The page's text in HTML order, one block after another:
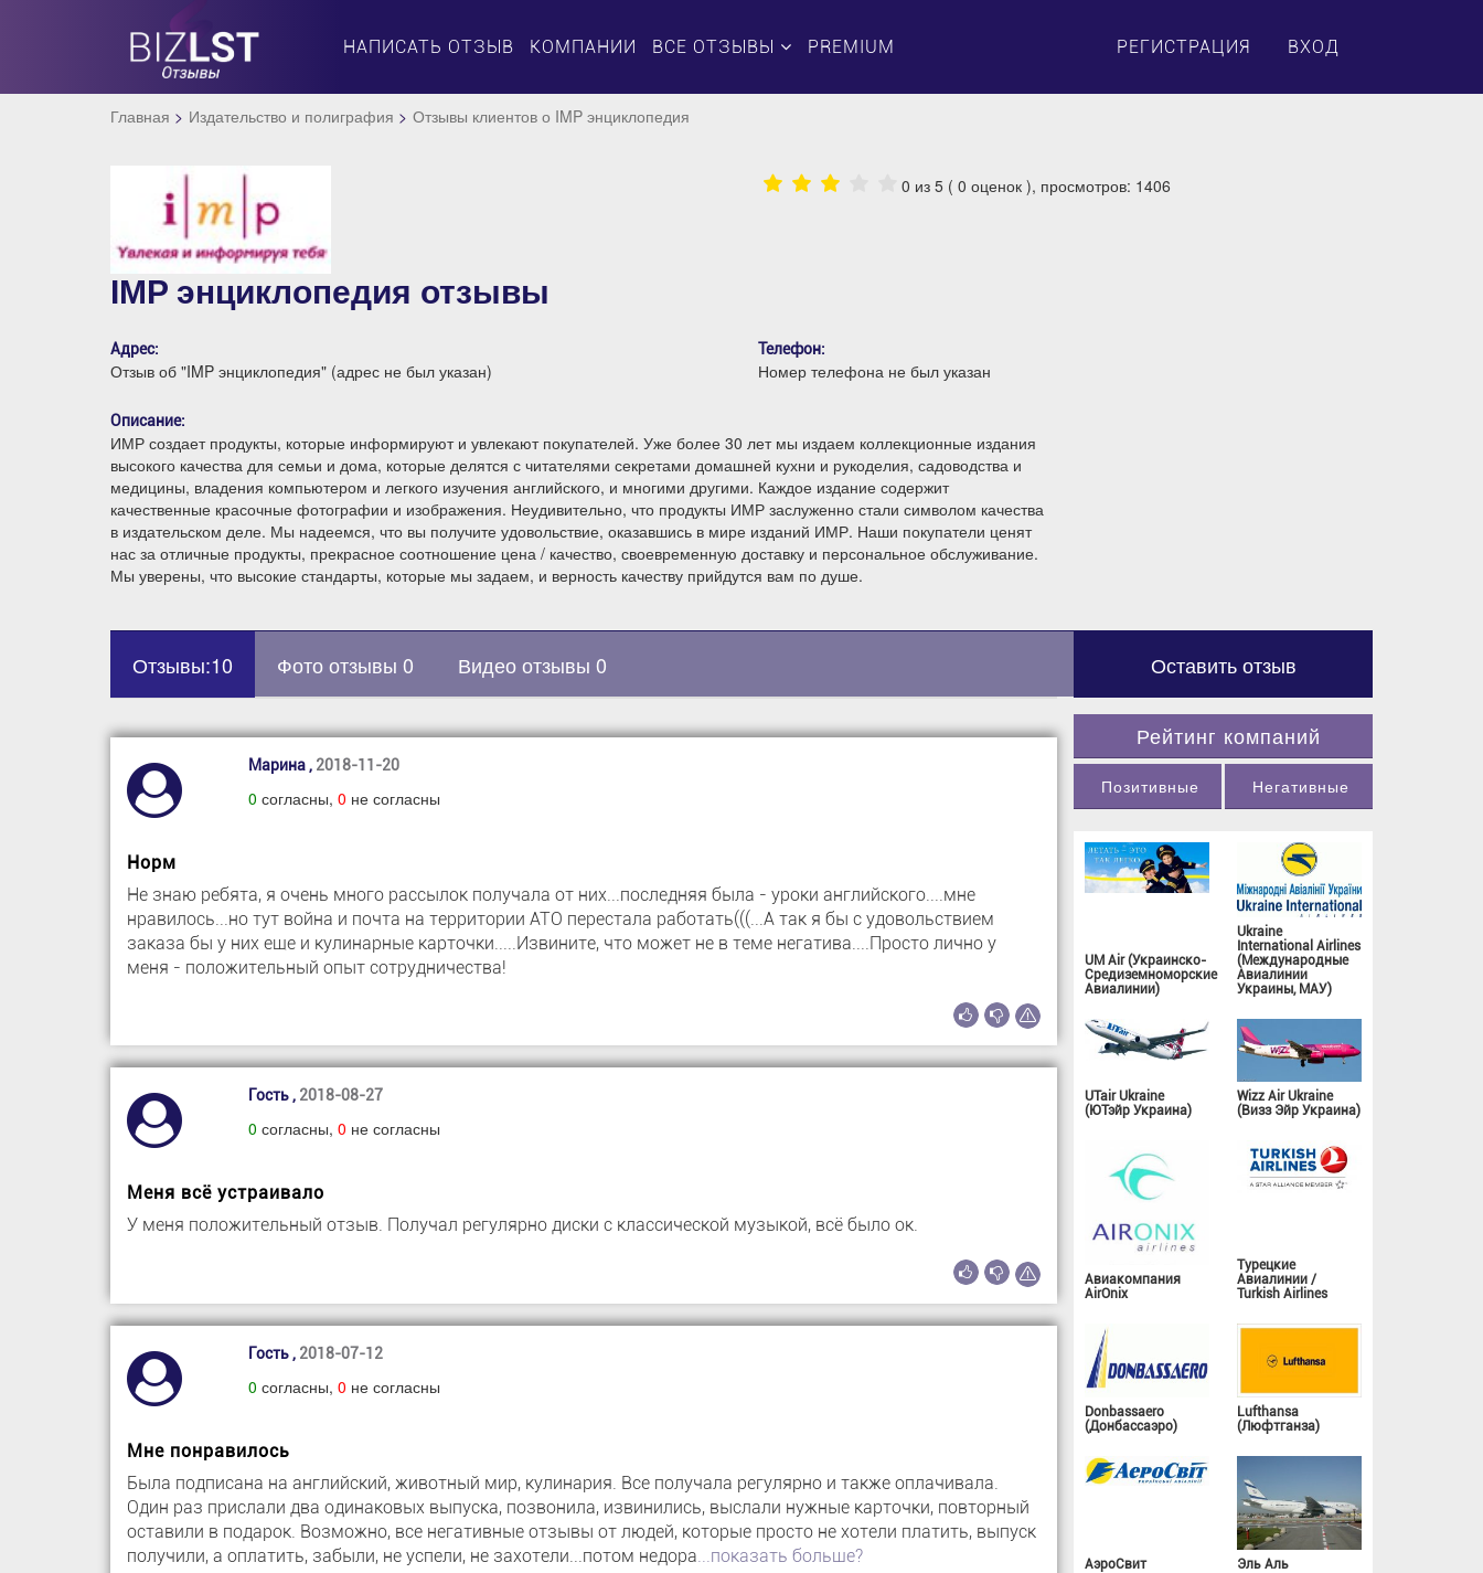
НАПИСАТЬ ОТЗЫВ КОМПАНИИ ВСЕ ОТЗЫВЫ PREMIUM РЕГИСТРАЦИЯ ВХОД
Главная Издательство и полиграфия Отзывы клиентов о IMP энциклопедия
IMP энциклопедия отзывы
0 из 5 ( 0 оценок ), просмотров: 1406
Адрес:
Отзыв об "IMP энциклопедия" (адрес не был указан)
Телефон:
Номер телефона не был указан
Описание:
ИМР создает продукты, которые информируют и увлекают покупателей. Уже более 30 лет мы издаем коллекционные издания
высокого качества для семьи и дома, которые делятся с читателями секретами домашней кухни и рукоделия, садоводства и
медицины, владения компьютером и легкого изучения английского, и многими другими. Каждое издание содержит
качественные красочные фотографии и изображения. Неудивительно, что продукты ИМР заслуженно стали символом качества
в издательском деле. Мы надеемся, что вы получите удовольствие, оказавшись в мире изданий ИМР. Наши покупатели ценят
нас за отличные продукты, прекрасное соотношение цена / качество, своевременную доставку и персональное обслуживание.
Мы уверены, что высокие стандарты, которые мы задаем, и верность качеству прийдутся вам по душе.
Отзывы:10 Фото отзывы 0 Видео отзывы 0
Марина , 2018-11-20
0 согласны, 0 не согласны
Норм
Не знаю ребята, я очень много рассылок получала от них...последняя была - уроки английского....мне
нравилось...но тут война и почта на территории АТО перестала работать(((...А так я бы с удовольствием
заказа бы у них еще и кулинарные карточки.....Извините, что может не в теме негатива....Просто лично у
меня - положительный опыт сотрудничества!
Гость , 2018-08-27
0 согласны, 0 не согласны
Меня всё устраивало
У меня положительный отзыв. Получал регулярно диски с классической музыкой, всё было ок.
Гость , 2018-07-12
0 согласны, 0 не согласны
Мне понравилось
Была подписана на английский, животный мир, кулинария. Все получала регулярно и также оплачивала.
Один раз прислали два одинаковых выпуска, позвонила, извинились, выслали нужные карточки, повторный
оставили в подарок. Возможно, все негативные отзывы от людей, которые просто не хотели платить, выпуск
получили, а оплатить, забыли, не успели, не захотели...потом недора ...показать больше?
Оставить отзыв
Рейтинг компаний
Позитивные Негативные
UM Air (Украинско-
Средиземноморские
Авиалинии)
Ukraine
International Airlines
(Международные
Авиалинии
Украины, МАУ)
UTair Ukraine
(ЮТэйр Украина)
Wizz Air Ukraine
(Визз Эйр Украина)
Авиакомпания
AirOnix
Турецкие
Авиалинии /
Turkish Airlines
Donbassaero
(Донбассаэро)
Lufthansa
(Люфтганза)
АэроСвит Эль Аль